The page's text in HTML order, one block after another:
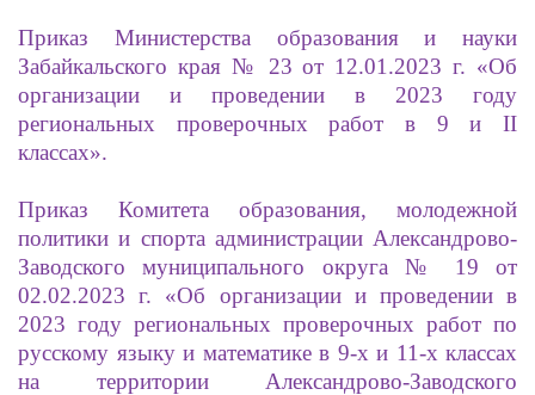
Приказ Министерства образования и науки
Забайкальского края № 23 от 12.01.2023 г. «Об
организации и проведении в 2023 году
региональных проверочных работ в 9 и II
классах».
Приказ Комитета образования, молодежной
политики и спорта администрации Александрово-
Заводского муниципального округа № 19 от
02.02.2023 г. «Об организации и проведении в
2023 году региональных проверочных работ по
русскому языку и математике в 9-х и 11-х классах
на территории Александрово-Заводского